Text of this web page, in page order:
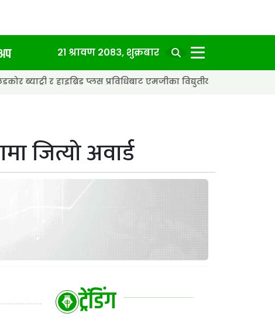
२१ श्रावण २०८३, शुक्रबार
प्लस प्रविधिबाट एमजीका विद्युतीय कार अझ छिटा र स्मार्ट बन्दै
जित्यो अवार्ड
ट्रेंडिंग